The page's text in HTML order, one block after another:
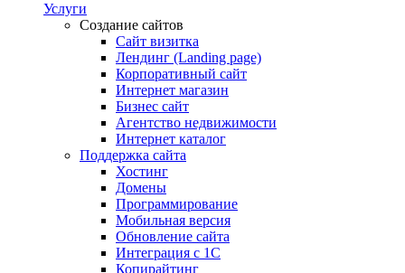
Услуги
Создание сайтов
Сайт визитка
Лендинг (Landing page)
Корпоративный сайт
Интернет магазин
Бизнес сайт
Агентство недвижимости
Интернет каталог
Поддержка сайта
Хостинг
Домены
Программирование
Мобильная версия
Обновление сайта
Интеграция с 1С
Копирайтинг